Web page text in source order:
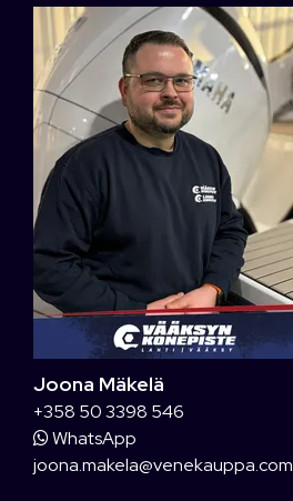
Joona Mäkelä
+358 50 3398 546
WhatsApp
joona.makela@venekauppa.com